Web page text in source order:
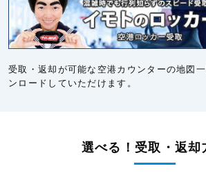
受取・返却が可能な空港カウンターの地図
ンロードしていただけます。
選べる！受取・返却